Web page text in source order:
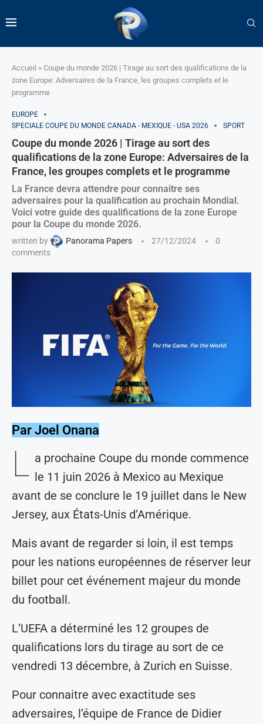
Accueil » Coupe du monde 2026 | Tirage au sort des qualifications de la
zone Europe: Adversaires de la France, les groupes complets et le
programme
EUROPE
SPECIALE COUPE DU MONDE CANADA - MEXIQUE - USA 2026
SPORT
Coupe du monde 2026 | Tirage au sort des
qualifications de la zone Europe: Adversaires de la
France, les groupes complets et le programme
La France devra attendre pour connaitre ses
adversaires pour la qualification au prochain Mondial.
Voici votre guide des qualifications de la zone Europe
pour la Coupe du monde 2026.
written by Panorama Papers 27/12/2024
0
comments
Par Joel Onana
L a prochaine Coupe du monde commence
le 11 juin 2026 à Mexico au Mexique
avant de se conclure le 19 juillet dans le New
Jersey, aux États-Unis d’Amérique.
Mais avant de regarder si loin, il est temps
pour les nations européennes de réserver leur
billet pour cet événement majeur du monde
du football.
L’UEFA a déterminé les 12 groupes de
qualifications lors du tirage au sort de ce
vendredi 13 décembre, à Zurich en Suisse.
Pour connaitre avec exactitude ses
adversaires, l’équipe de France de Didier